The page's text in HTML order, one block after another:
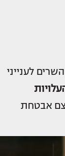
לענייני
אבטחת